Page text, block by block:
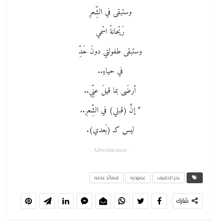
وستبقى في الشِّعرِ
رَيْحانةُ اسْمي
وستبقى طفولتي دونَ حَدِّ
في حياءٍ..
أرضَى بما قيلَ عنِّي..
” إنَّ (قبلي) في الشِّعرِ..
ليس كـ (بَعدي).
- Advertisement -
بحر الخفيف عموديه قصائد عامه
شارك